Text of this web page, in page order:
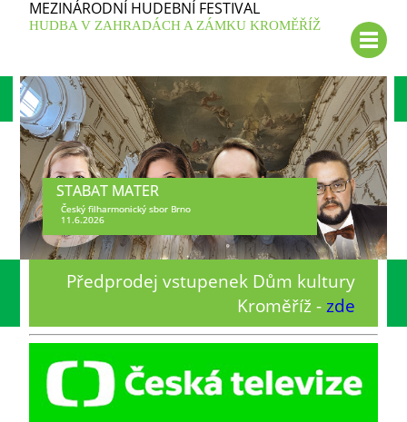
MEZINÁRODNÍ HUDEBNÍ FESTIVAL
HUDBA V ZAHRADÁCH A ZÁMKU KROMĚŘÍŽ
STABAT MATER
Český filharmonický sbor Brno
11.6.2026
Předprodej vstupenek Dům kultury
Kroměříž -zde